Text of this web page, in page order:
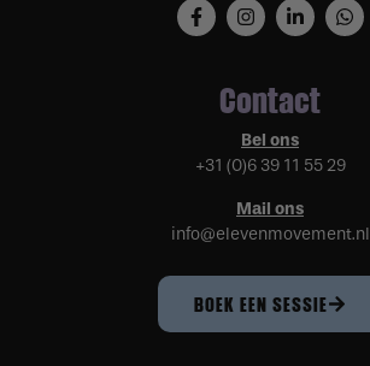
Contact
Bel ons
+31 (0)6 39 11 55 29
Mail ons
info@elevenmovement.nl
BOEK EEN SESSIE